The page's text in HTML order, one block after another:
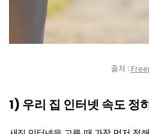
출처 :
1) 우리 집 인터넷 속도 정